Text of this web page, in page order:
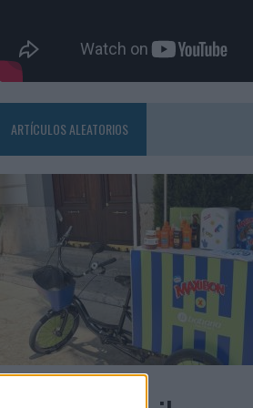
ARTÍCULOS ALEATORIOS
08/2026